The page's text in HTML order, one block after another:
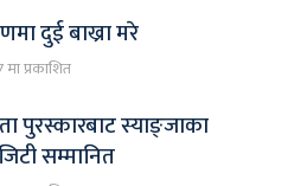
दुई बाख्रा मरे
प्रकाशित
पुरस्कारबाट स्याङ्जाका
सम्मानित